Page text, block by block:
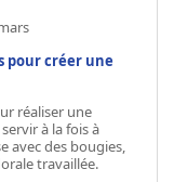
pour créer une
réaliser une
à la fois à
avec des bougies,
travaillée.